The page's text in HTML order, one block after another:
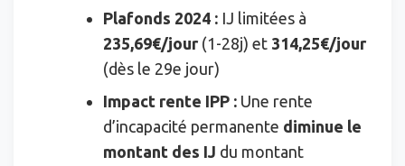
Plafonds 2024 : IJ limitées à
235,69€/jour (1-28j) et 314,25€/jour
(dès le 29e jour)
Impact rente IPP : Une rente
d’incapacité permanente diminue le
montant des IJ du montant